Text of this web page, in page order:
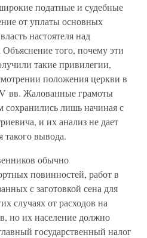
податные и судебные
от уплаты основных
настоятеля над
того, почему эти
такие привилегии,
положения церкви в
вв. Жалованные грамоты
сохранились лишь начиная с
и их анализ не дает
такого вывода.
обычно
повинностей, работ в
с заготовкой сена для
случаях от расходов на
но их население должно
государственный налог